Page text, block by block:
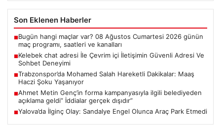
Son Eklenen Haberler
■Bugün hangi maçlar var? 08 Ağustos Cumartesi 2026 günün
maç programı, saatleri ve kanalları
■Kelebek chat adresi İle Çevrim içi İletişimin Güvenli Adresi Ve
Sohbet Deneyimi
■Trabzonspor’da Mohamed Salah Hareketli Dakikalar: Maaş
Haczi Şoku Yaşanıyor
■Ahmet Metin Genç’in forma kampanyasıyla ilgili belediyeden
açıklama geldi” İddialar gerçek dışıdır”
■Yalova’da İlginç Olay: Sandalye Engel Olunca Araç Park Etmedi